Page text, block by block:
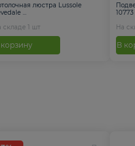
люстра Lussole
...
складе 1 шт
10773
На
В